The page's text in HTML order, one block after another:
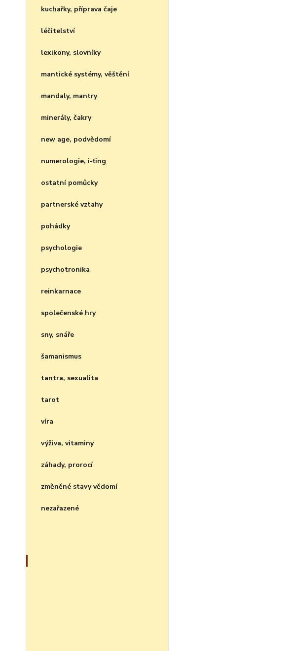
kuchařky, příprava čaje
léčitelství
lexikony, slovníky
mantické systémy, věštění
mandaly, mantry
minerály, čakry
new age, podvědomí
numerologie, i-ťing
ostatní pomůcky
partnerské vztahy
pohádky
psychologie
psychotronika
reinkarnace
společenské hry
sny, snáře
šamanismus
tantra, sexualita
tarot
víra
výživa, vitaminy
záhady, prorocí
změněné stavy vědomí
nezařazené